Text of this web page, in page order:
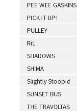
PEE WEE GASKINS
PICK IT UP!
PULLEY
RiL
SHADOWS
SHIMA
Slightly Stoopid
SUNSET BUS
THE TRAVOLTAS